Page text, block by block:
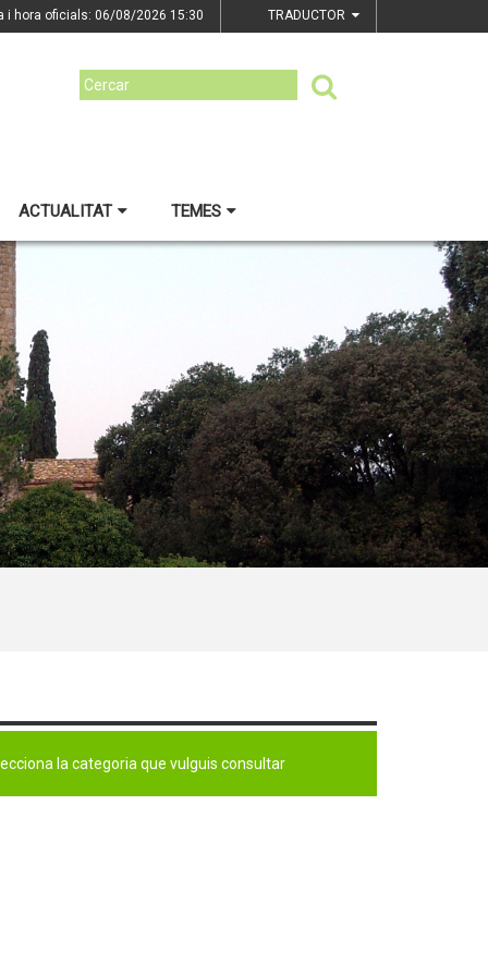
i hora oficials: 06/08/2026 15:30 TRADUCTOR
ACTUALITAT TEMES
la categoria que vulguis consultar